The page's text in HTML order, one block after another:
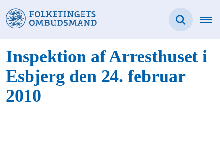
Inspektion af Arresthuset i
Esbjerg den 24. februar
2010